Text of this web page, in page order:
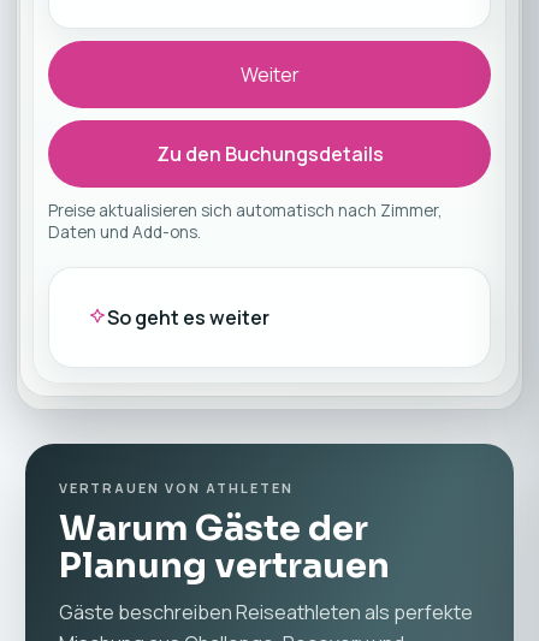
Weiter
Zu den Buchungsdetails
Preise aktualisieren sich automatisch nach Zimmer,
Daten und Add-ons.
So geht es weiter
VERTRAUEN VON ATHLETEN
Warum Gäste der
Planung vertrauen
Gäste beschreiben Reiseathleten als perfekte